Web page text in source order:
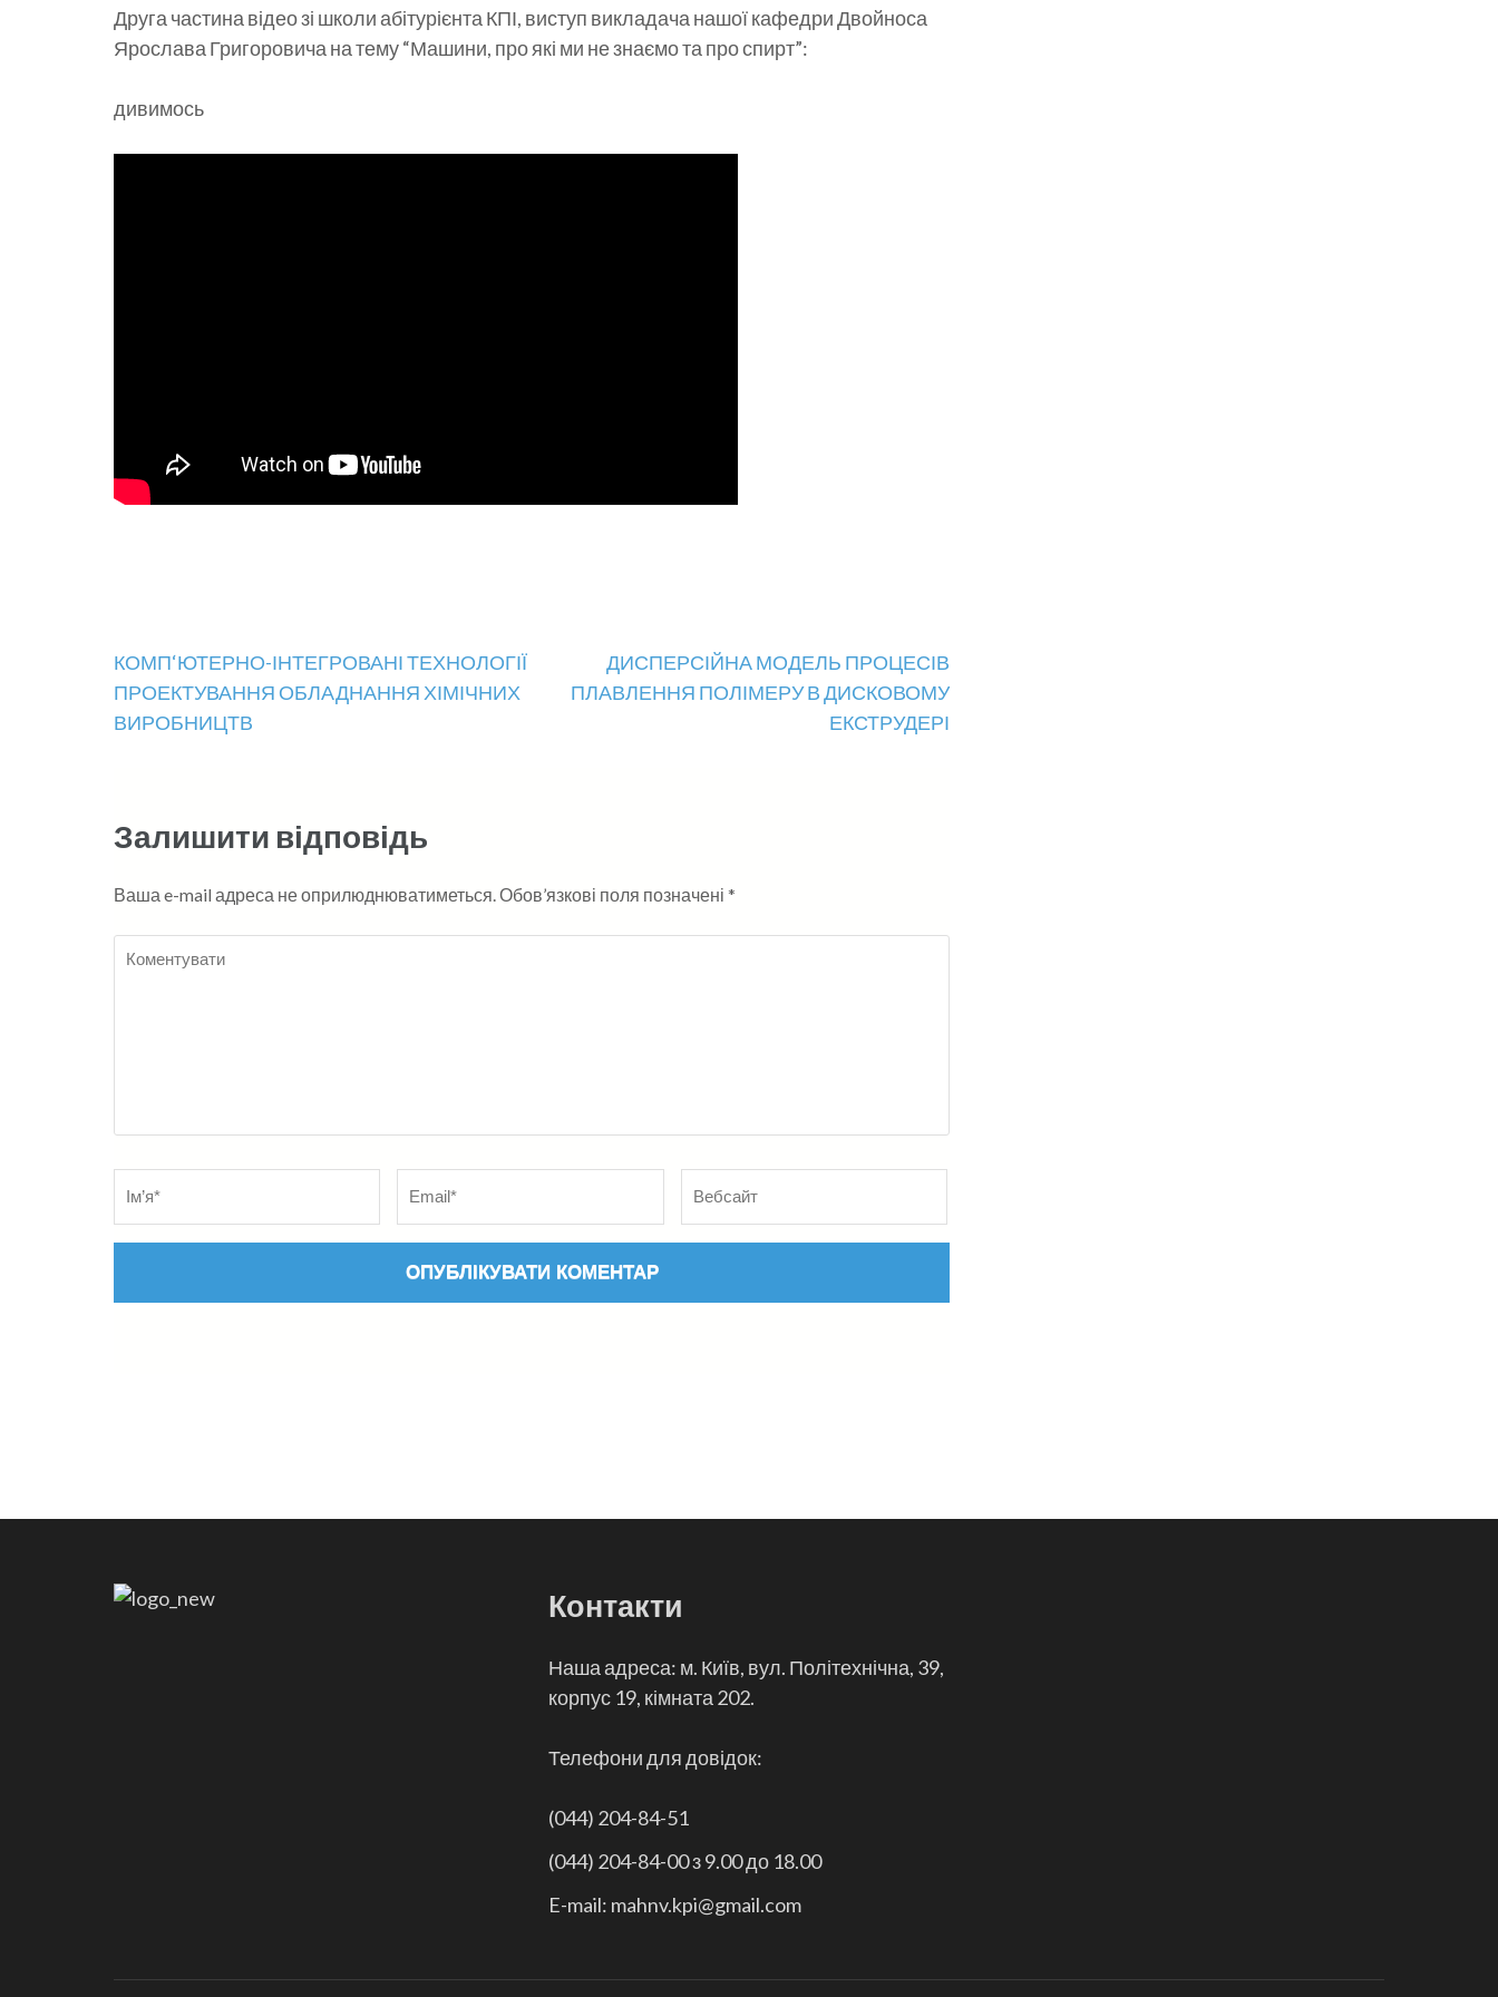
Друга частина відео зі школи абітурієнта КПІ, виступ викладача нашої кафедри Двойноса
Ярослава Григоровича на тему “Машини, про які ми не знаємо та про спирт”:
дивимось
Навігація
записів
КОМП‘ЮТЕРНО-ІНТЕГРОВАНІ ТЕХНОЛОГІЇ
ПРОЕКТУВАННЯ ОБЛАДНАННЯ ХІМІЧНИХ
ВИРОБНИЦТВ
ДИСПЕРСІЙНА МОДЕЛЬ ПРОЦЕСІВ
ПЛАВЛЕННЯ ПОЛІМЕРУ В ДИСКОВОМУ
ЕКСТРУДЕРІ
Залишити відповідь
Ваша e-mail адреса не оприлюднюватиметься. Обов’язкові поля позначені *
адреса
Контакти
Наша адреса: м. Київ, вул. Політехнічна, 39,
корпус 19, кімната 202.
Телефони для довідок:
(044) 204-84-51
(044) 204-84-00 з 9.00 до 18.00
E-mail: mahnv.kpi@gmail.com